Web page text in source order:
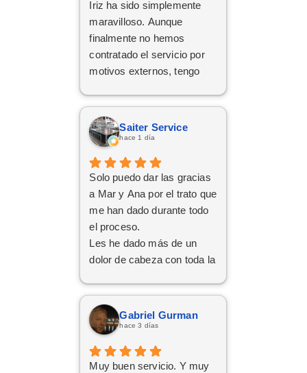
Iriz ha sido simplemente
maravilloso. Aunque
finalmente no hemos
contratado el servicio por
motivos externos, tengo
decido dar el paso, volveré
a ponerme en sus manos
sin dudarlo. Da gusto
atentas, profesionales y
cercanas. ¡Muchísimas
gracias por todo!
Saiter Service
hace 1 día
Solo puedo dar las gracias
a Mar y Ana por el trato que
me han dado durante todo
el proceso.
Les he dado más de un
dolor de cabeza con toda la
trámites, pero siempre han
tenido una paciencia
increíble y un trato cercano
implicación y
Gabriel Gurman
hace 3 días
Muy buen servicio. Y muy